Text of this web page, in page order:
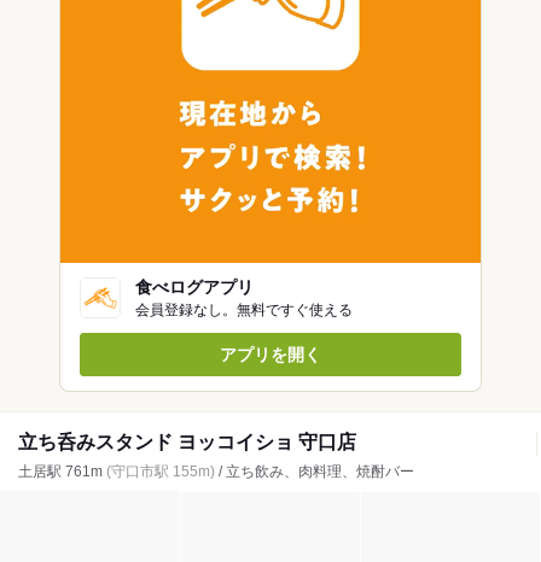
食べログアプリ
会員登録なし。無料ですぐ使える
アプリを開く
立ち呑みスタンド ヨッコイショ 守口店
土居駅 761m (守口市駅 155m) / 立ち飲み、肉料理、焼酎バー